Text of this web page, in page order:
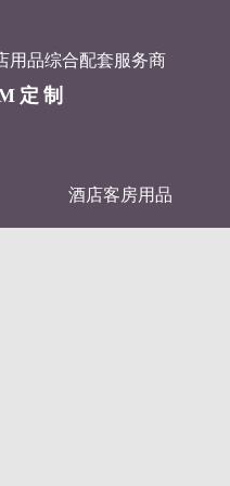
用品综合配套服务商
定制
酒店客房用品